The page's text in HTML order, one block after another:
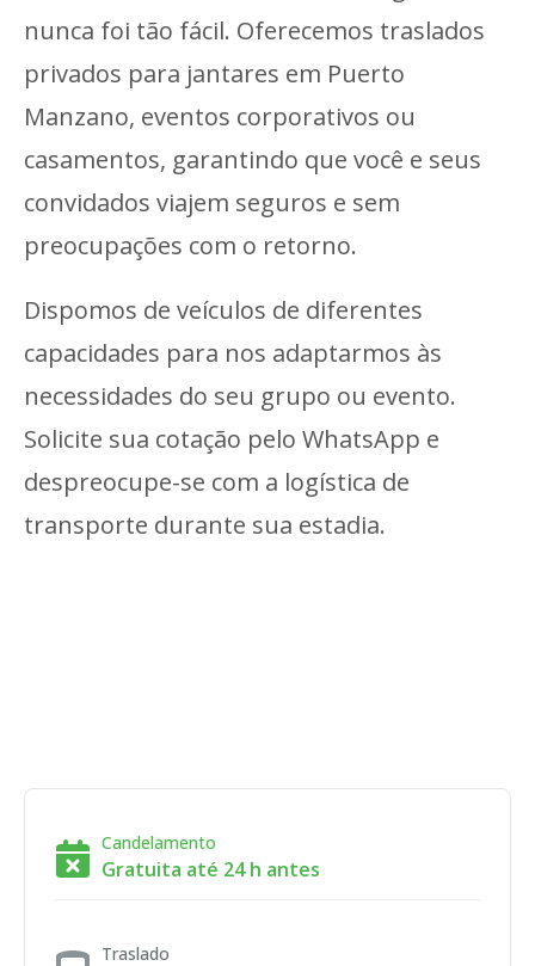
nunca foi tão fácil. Oferecemos traslados
privados para jantares em Puerto
Manzano, eventos corporativos ou
casamentos, garantindo que você e seus
convidados viajem seguros e sem
preocupações com o retorno.
Dispomos de veículos de diferentes
capacidades para nos adaptarmos às
necessidades do seu grupo ou evento.
Solicite sua cotação pelo WhatsApp e
despreocupe-se com a logística de
transporte durante sua estadia.
Candelamento
Gratuita até 24 h antes
Traslado